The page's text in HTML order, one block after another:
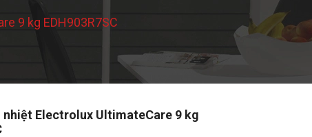
9 kg EDH903R7SC
nhiệt Electrolux UltimateCare 9 kg